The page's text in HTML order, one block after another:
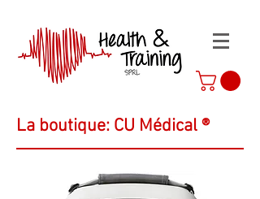
La boutique: CU Médical ®